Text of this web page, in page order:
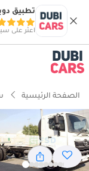
تطبيق
اعثر على
الصفحة الرئيسية